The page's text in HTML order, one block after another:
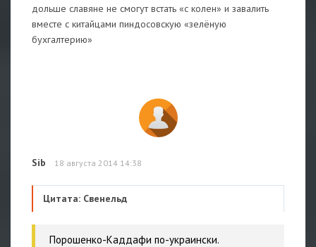
дольше славяне не смогут встать «с колен» и завалить
вместе с китайцами пиндосовскую «зелёную
бухгалтерию»
Sib 18 августа 2014 14:38
Цитата: Свенельд
Порошенко-Каддафи по-украински.